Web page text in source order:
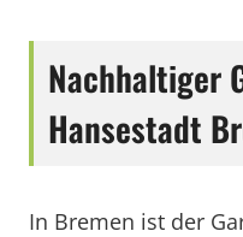
Nachhaltiger
Hansestadt
In Bremen ist der